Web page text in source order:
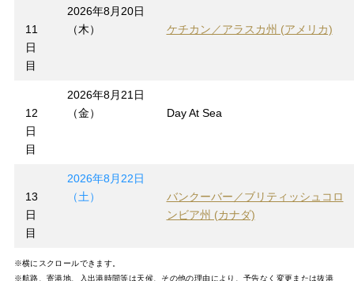
11
日
目
2026年8月20日
（木）
ケチカン／アラスカ州 (アメリカ)
12
日
目
2026年8月21日
（金）
Day At Sea
13
日
目
2026年8月22日
（土）
バンクーバー／ブリティッシュコロ
ンビア州 (カナダ)
※横にスクロールできます。
※航路、寄港地、入出港時間等は天候、その他の理由により、予告なく変更または抜港